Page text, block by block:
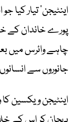
اینٹیجن‘ تیار کیا
پورے خاندان کے
چاہے وائرس میں
جانوروں سے
اینٹیجن ویکسین